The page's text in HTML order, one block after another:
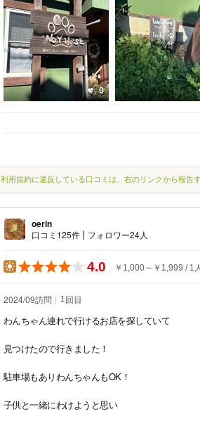
0
利用規約に違反している口コミは、右のリンクから報告
oerin
口コミ125件 フォロワー24人
4.0 ￥1,000～￥1,999 1人
2024/09訪問 1回目
わんちゃん連れで行けるお店を探していて
見つけたので行きました！
駐車場もありわんちゃんもOK！
子供と一緒にわけようと思い